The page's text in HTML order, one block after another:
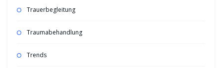
Trauerbegleitung
Traumabehandlung
Trends